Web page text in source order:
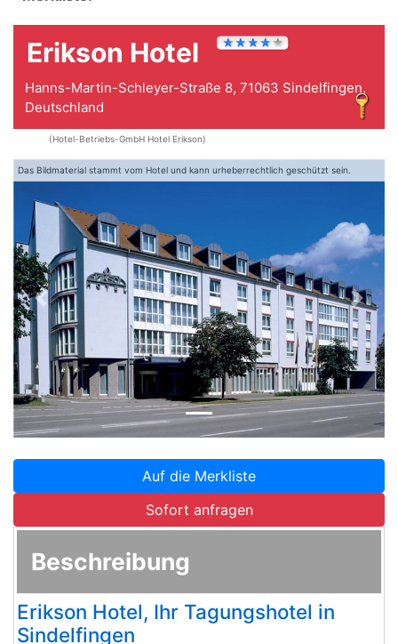
Erikson Hotel
Hanns-Martin-Schleyer-Straße 8, 71063 Sindelfingen,
Deutschland
(Hotel-Betriebs-GmbH Hotel Erikson)
Das Bildmaterial stammt vom Hotel und kann urheberrechtlich geschützt sein.
Zurück
Auf die Merkliste
Sofort anfragen
Beschreibung
Erikson Hotel, Ihr Tagungshotel in
Sindelfingen